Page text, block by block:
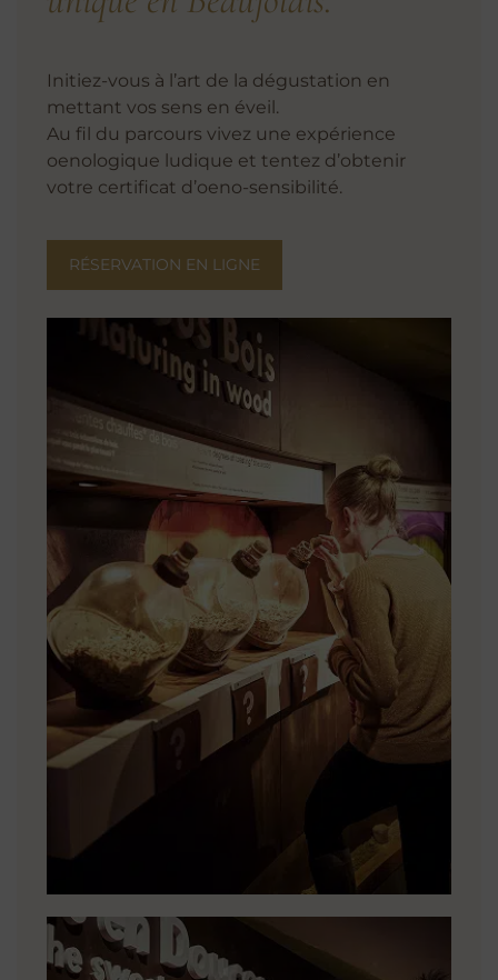
Initiez-vous à l’art de la dégustation en
mettant vos sens en éveil.
Au fil du parcours vivez une expérience
oenologique ludique et tentez d’obtenir
votre certificat d’oeno-sensibilité.
RÉSERVATION EN LIGNE